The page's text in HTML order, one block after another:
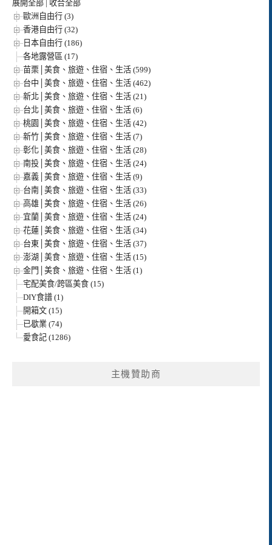
展開全部
收合全部
歐洲自由行 (3)
香港自由行 (32)
日本自由行 (186)
各地露營區 (17)
苗栗│美食、旅遊、住宿、生活 (599)
台中│美食、旅遊、住宿、生活 (462)
新北│美食、旅遊、住宿、生活 (21)
台北│美食、旅遊、住宿、生活 (6)
桃園│美食、旅遊、住宿、生活 (42)
新竹│美食、旅遊、住宿、生活 (7)
彰化│美食、旅遊、住宿、生活 (28)
南投│美食、旅遊、住宿、生活 (24)
嘉義│美食、旅遊、住宿、生活 (9)
台南│美食、旅遊、住宿、生活 (33)
高雄│美食、旅遊、住宿、生活 (26)
宜蘭│美食、旅遊、住宿、生活 (24)
花蓮│美食、旅遊、住宿、生活 (34)
台東│美食、旅遊、住宿、生活 (37)
澎湖│美食、旅遊、住宿、生活 (15)
金門│美食、旅遊、住宿、生活 (1)
宅配美食/跨區美食 (15)
DIY食譜 (1)
開箱文 (15)
已歇業 (74)
愛食記 (1286)
主機贊助商